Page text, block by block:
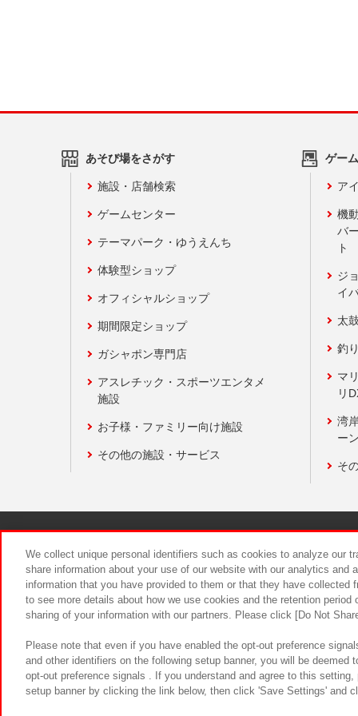
あそび場をさがす
施設・店舗検索
ゲームセンター
テーマパーク・ゆうえんち
体験型ショップ
オフィシャルショップ
期間限定ショップ
ガシャポン専門店
アスレチック・スポーツエンタメ
施設
お子様・ファミリー向け施設
その他の施設・サービス
ゲー
ア
機
バ
ト
ジ
イ
太
釣
マ
リ
湾
ー
そ
食品のご
We collect unique personal identifiers such as cookies to analyze our
share information about your use of our website with our analytics and
information that you have provided to them or that they have
to see more details about how we use cookies and the retention
sharing of your information with our partners. Please click [Do Not
Please note that even if you have enabled the opt-out preference
and other identifiers on the following setup banner, you will be
opt-out preference signals . If you understand and agree to this
setup banner by clicking the link below, then click 'Save Settings' and